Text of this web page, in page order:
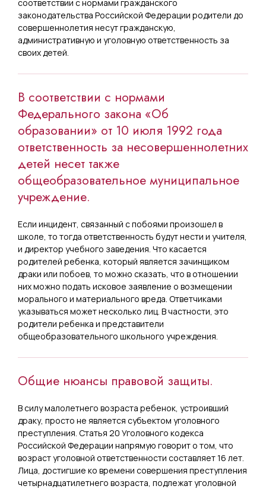
соответствии с нормами гражданского
законодательства Российской Федерации родители до
совершеннолетия несут гражданскую,
административную и уголовную ответственность за
своих детей.
В соответствии с нормами
Федерального закона «Об
образовании» от 10 июля 1992 года
ответственность за несовершеннолетних
детей несет также
общеобразовательное муниципальное
учреждение.
Если инцидент, связанный с побоями произошел в
школе, то тогда ответственность будут нести и учителя,
и директор учебного заведения. Что касается
родителей ребенка, который является зачинщиком
драки или побоев, то можно сказать, что в отношении
них можно подать исковое заявление о возмещении
морального и материального вреда. Ответчиками
указываться может несколько лиц. В частности, это
родители ребенка и представители
общеобразовательного школьного учреждения.
Общие нюансы правовой защиты.
В силу малолетнего возраста ребенок, устроивший
драку, просто не является субъектом уголовного
преступления. Статья 20 Уголовного кодекса
Российской Федерации напрямую говорит о том, что
возраст уголовной ответственности составляет 16 лет.
Лица, достигшие ко времени совершения преступления
четырнадцатилетнего возраста, подлежат уголовной